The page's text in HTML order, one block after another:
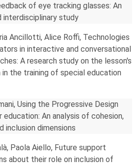
of eye tracking glasses: An
interdisciplinary study
Ancillotti, Alice Roffi, Technologies
in interactive and conversational
A research study on the lesson's
the training of special education
Using the Progressive Design
education: An analysis of cohesion,
inclusion dimensions
Paola Aiello, Future support
about their role on inclusion of